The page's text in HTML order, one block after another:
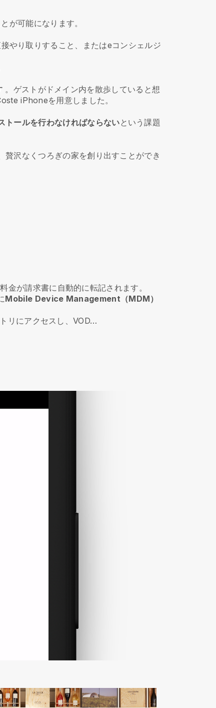
が可能になります。
やり取りすること、またはeコンシェルジ
。ゲストがドメイン内を散歩していると想
iPhoneを用意しました。
トールを行わなければならない という課題
沢なくつろぎの家を創り出すことができ
金が請求書に自動的に転記されます。
Mobile Device Management（MDM）
リにアクセスし、VOD…